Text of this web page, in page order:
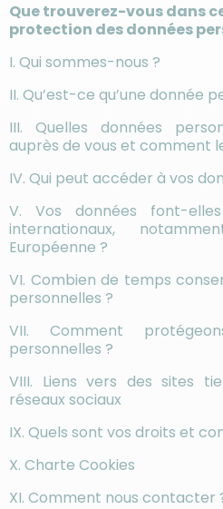
Que trouverez-vous dans
protection des données
I. Qui sommes-nous ?
II. Qu’est-ce qu’une donnée
III. Quelles données
auprès de vous et comment
IV. Qui peut accéder à vos
V. Vos données font-
internationaux,
Européenne ?
VI. Combien de temps
personnelles ?
VII. Comment
personnelles ?
VIII. Liens vers des sites
réseaux sociaux
IX. Quels sont vos droits et
X. Charte Cookies
XI. Comment nous contacter